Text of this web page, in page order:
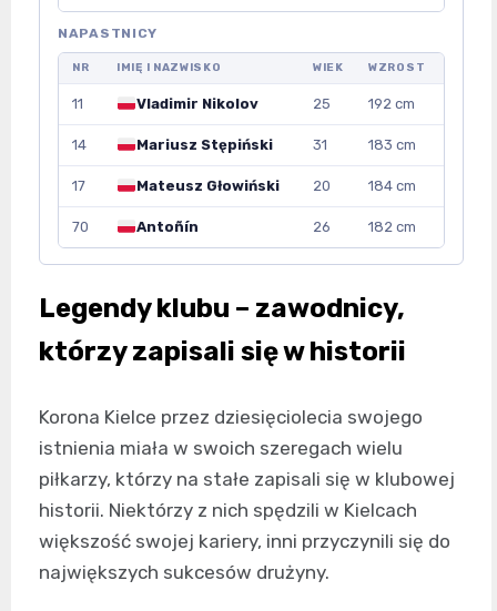
NAPASTNICY
NR IMIĘ I NAZWISKO WIEK WZROST
11 Vladimir Nikolov 25 192 cm
14 Mariusz Stępiński 31 183 cm
17 Mateusz Głowiński 20 184 cm
70 Antoñín 26 182 cm
Legendy klubu – zawodnicy,
którzy zapisali się w historii
Korona Kielce przez dziesięciolecia swojego
istnienia miała w swoich szeregach wielu
piłkarzy, którzy na stałe zapisali się w klubowej
historii. Niektórzy z nich spędzili w Kielcach
większość swojej kariery, inni przyczynili się do
największych sukcesów drużyny.